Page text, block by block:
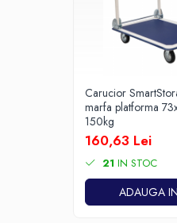
Carucior
marfa platforma
150kg
160,63 Lei
21 IN STOC
ADAUGA